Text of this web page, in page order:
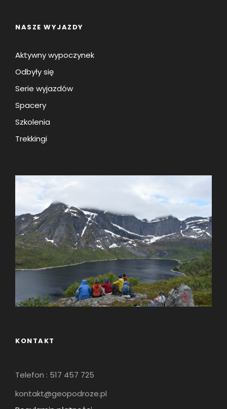
NASZE WYJAZDY
Aktywny wypoczynek
Odbyły się
Serie wyjazdów
Spacery
Szkolenia
Trekkingi
KONTAKT
Telefon : 517 457 725
kontakt@geopodroze.pl